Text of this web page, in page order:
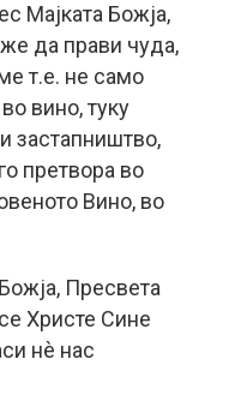
Мајката Божја,
да прави чуда,
т.е. не само
вино, туку
застапништво,
претвора во
Вино, во
Пресвета
Христе Сине
нè нас